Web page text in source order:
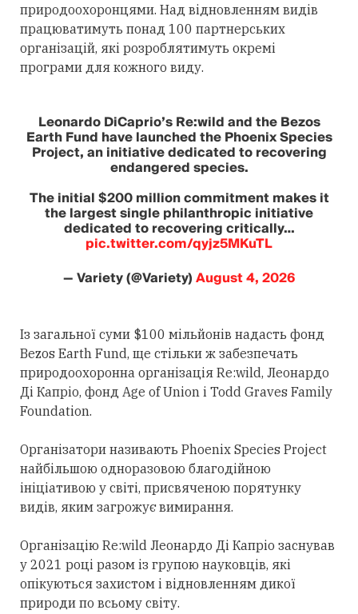
природоохоронцями. Над відновленням видів
працюватимуть понад 100 партнерських
організацій, які розроблятимуть окремі
програми для кожного виду.
Leonardo DiCaprio’s Re:wild and the Bezos
Earth Fund have launched the Phoenix Species
Project, an initiative dedicated to recovering
endangered species.
The initial $200 million commitment makes it
the largest single philanthropic initiative
dedicated to recovering critically…
pic.twitter.com/qyjz5MKuTL
— Variety (@Variety)August 4, 2026
Із загальної суми $100 мільйонів надасть фонд
Bezos Earth Fund, ще стільки ж забезпечать
природоохоронна організація Re:wild, Леонардо
Ді Капріо, фонд Age of Union і Todd Graves Family
Foundation.
Організатори називають Phoenix Species Project
найбільшою одноразовою благодійною
ініціативою у світі, присвяченою порятунку
видів, яким загрожує вимирання.
Організацію Re:wild Леонардо Ді Капріо заснував
у 2021 році разом із групою науковців, які
опікуються захистом і відновленням дикої
природи по всьому світу.